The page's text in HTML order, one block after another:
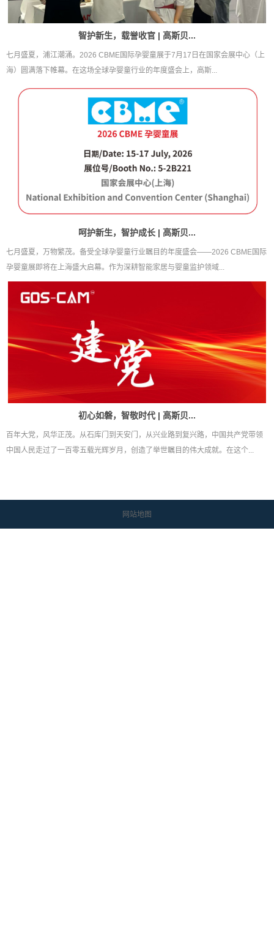
智护新生，载誉收官 | 高斯贝...
七月盛夏，浦江潮涌。2026 CBME国际孕婴童展于7月17日在国家会展中心（上
海）圆满落下帷幕。在这场全球孕婴童行业的年度盛会上，高斯...
呵护新生，智护成长 | 高斯贝...
七月盛夏，万物繁茂。备受全球孕婴童行业瞩目的年度盛会——2026 CBME国际
孕婴童展即将在上海盛大启幕。作为深耕智能家居与婴童监护领域...
初心如磐，智敬时代 | 高斯贝...
百年大党，风华正茂。从石库门到天安门，从兴业路到复兴路，中国共产党带领
中国人民走过了一百零五载光辉岁月，创造了举世瞩目的伟大成就。在这个...
网站地图